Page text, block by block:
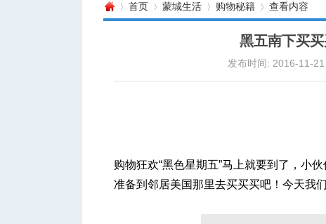
录
首页 蒙城生活 购物秘籍
›
查看内容
黑五南下买
发布时间: 2016-11-
购物狂欢“黑色星期五”马上就要到了，小
准备到邻居美国那里去买买买吧！今天我